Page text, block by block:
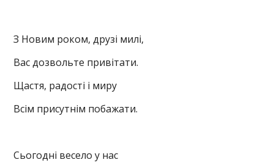
З Новим роком, друзі милі,
Вас дозвольте привітати.
Щастя, радості і миру
Всім присутнім побажати.
Сьогодні весело у нас